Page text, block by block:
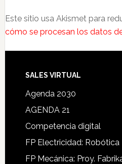
Este sitio usa Akismet para
cómo se procesan los datos
SALES VIRTUAL
Agenda 2030
AGENDA 21
Competencia digital
FP Electricidad: Robótica
FP Mecánica: Proy.